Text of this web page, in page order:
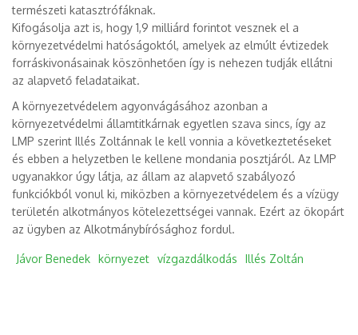
természeti katasztrófáknak.
Kifogásolja azt is, hogy 1,9 milliárd forintot vesznek el a
környezetvédelmi hatóságoktól, amelyek az elmúlt évtizedek
forráskivonásainak köszönhetően így is nehezen tudják ellátni
az alapvető feladataikat.
A környezetvédelem agyonvágásához azonban a
környezetvédelmi államtitkárnak egyetlen szava sincs, így az
LMP szerint Illés Zoltánnak le kell vonnia a következtetéseket
és ebben a helyzetben le kellene mondania posztjáról. Az LMP
ugyanakkor úgy látja, az állam az alapvető szabályozó
funkciókból vonul ki, miközben a környezetvédelem és a vízügy
területén alkotmányos kötelezettségei vannak. Ezért az ökopárt
az ügyben az Alkotmánybírósághoz fordul.
Jávor Benedek környezet vízgazdálkodás Illés Zoltán